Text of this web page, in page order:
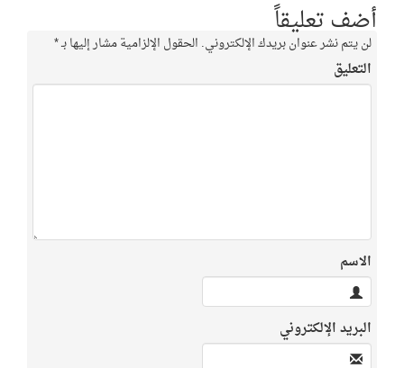
أضف تعليقاً
لن يتم نشر عنوان بريدك الإلكتروني. الحقول الإلزامية مشار إليها بـ*
التعليق
الاسم
البريد الإلكتروني